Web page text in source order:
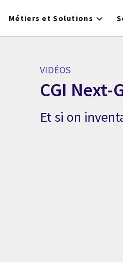
Métiers et Solutions
VIDÉOS
CGI
Et si on